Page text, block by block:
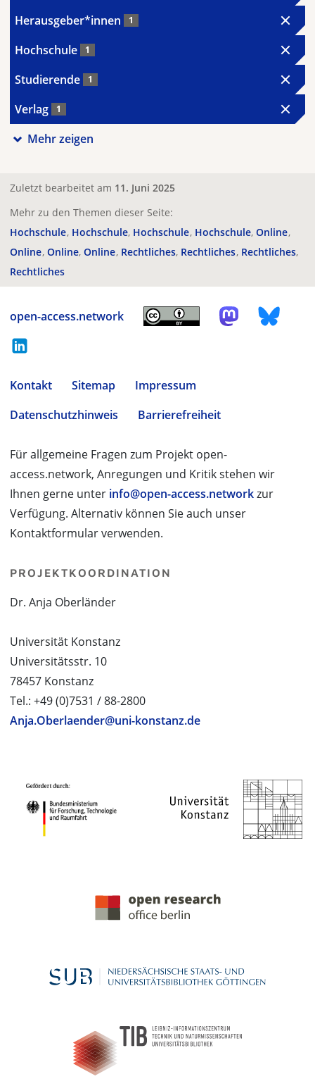
Herausgeber*innen 1
Hochschule 1
Studierende 1
Verlag 1
Mehr zeigen
Zuletzt bearbeitet am 11. Juni 2025
Mehr zu den Themen dieser Seite:
Hochschule Hochschule Hochschule Hochschule Online
Online Online Online Rechtliches Rechtliches Rechtliches
Rechtliches
open-access.network
Kontakt Sitemap
Impressum
Datenschutzhinweis
Barrierefreiheit
Für allgemeine Fragen zum Projekt open-
access.network, Anregungen und Kritik stehen wir
Ihnen gerne unter info@open-access.networkzur
Verfügung. Alternativ können Sie auch unser
Kontaktformular verwenden.
PROJEKTKOORDINATION
Dr. Anja Oberländer
Universität Konstanz
Universitätsstr. 10
78457 Konstanz
Tel.: +49 (0)7531 / 88-2800
Anja.Oberlaender@uni-konstanz.de